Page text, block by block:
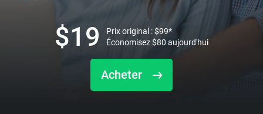
Acheter
$19 Prix original :$99*
Économisez$80 aujourd'hui